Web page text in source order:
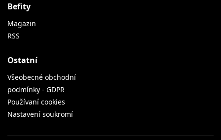
Befity
Magazin
RSS
Ostatní
Všeobecné obchodní
podmínky - GDPR
Používaní cookies
Nastavení soukromí